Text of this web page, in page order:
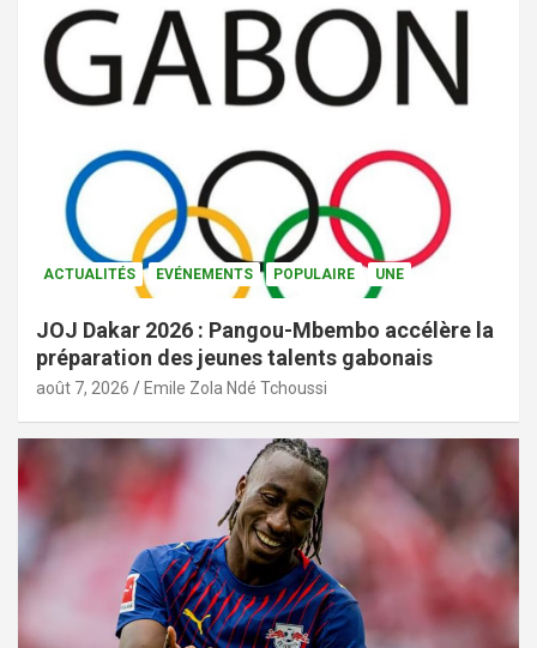
ACTUALITÉS EVÉNEMENTS POPULAIRE UNE
JOJ Dakar 2026 : Pangou-Mbembo accélère la
préparation des jeunes talents gabonais
août 7, 2026 Emile Zola Ndé Tchoussi